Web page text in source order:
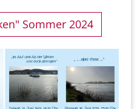
Sommer 2024